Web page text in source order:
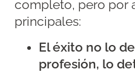
completo, pero por
principales:
El éxito no lo
profesión, lo